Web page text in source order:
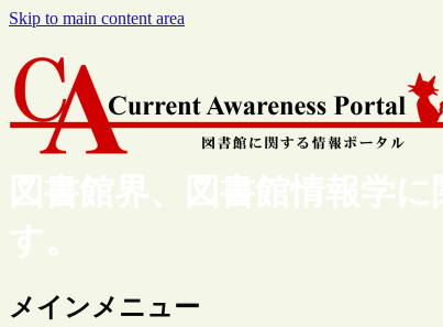
Skip to main content area
図書館界、図書館情報学
す。
メインメニュー